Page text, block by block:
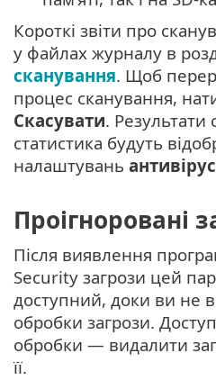
Короткі звіти про
у файлах журналу в
сканування. Щоб
процес сканування,
Скасувати. Результати
статистика будуть
налаштувань
Проігноровані
Після виявлення
Security загрози цей
доступний, доки ви не
обробки загрози.
обробки — видалити
її.